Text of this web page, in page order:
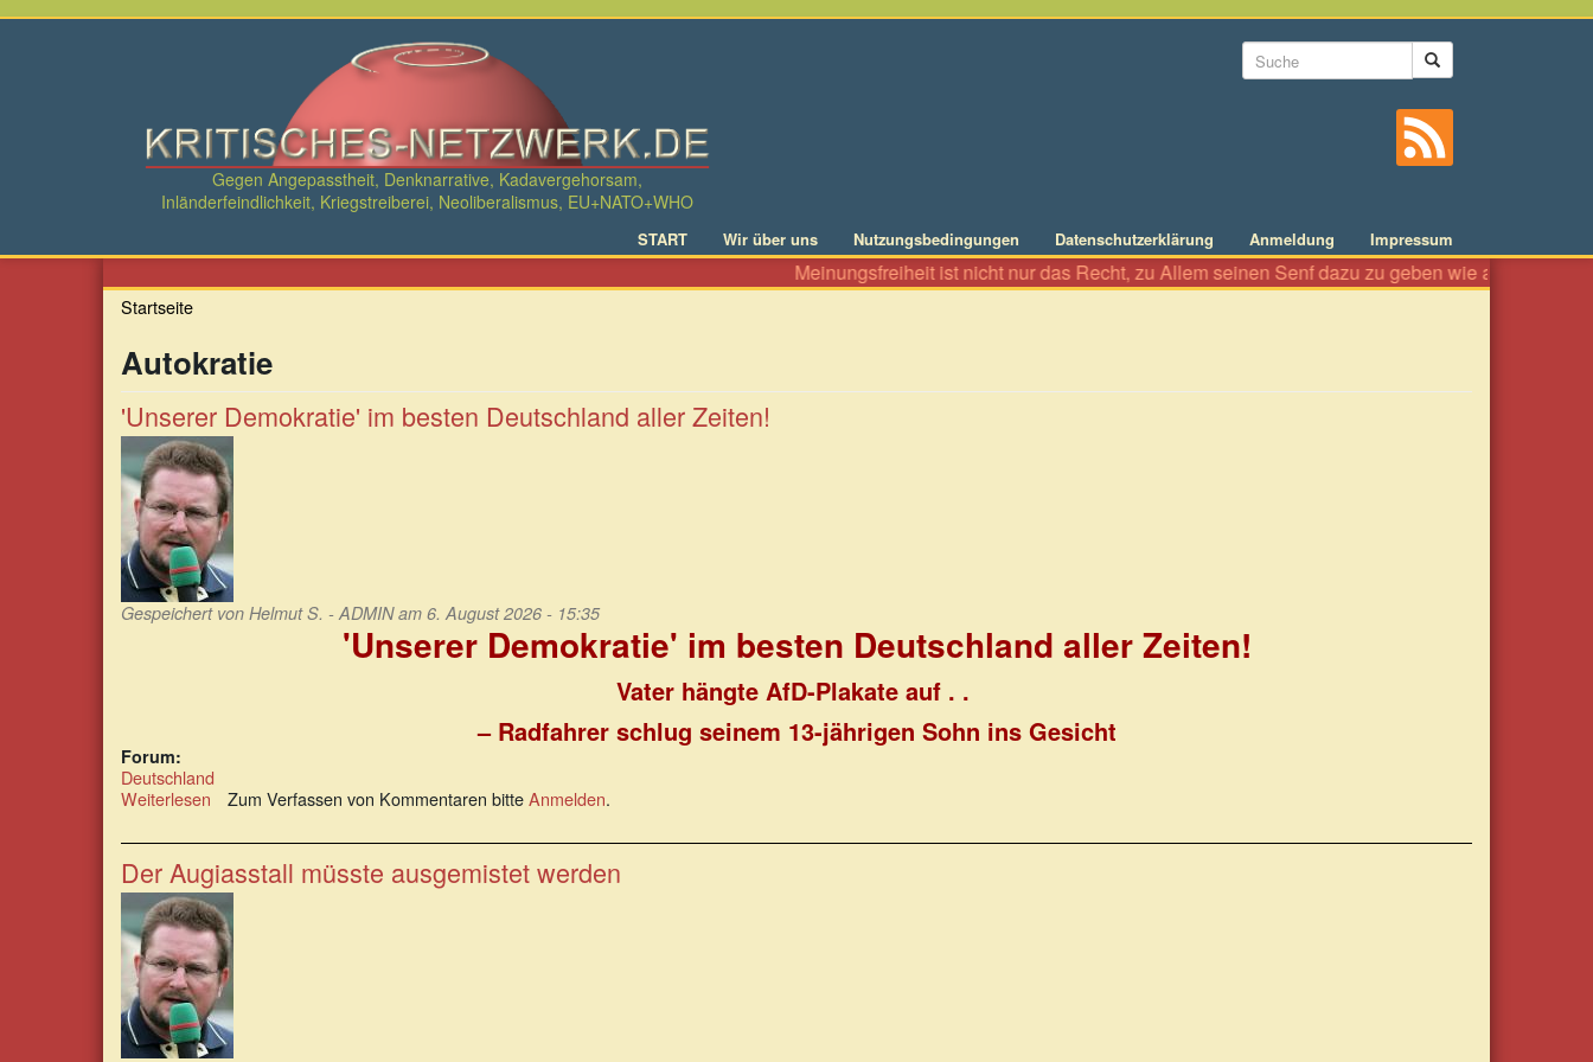
Direkt
Gegen Angepasstheit, Denknarrative, Kadavergehorsam,
Inländerfeindlichkeit, Kriegstreiberei, Neoliberalismus, EU+NATO+WHO
Suchformular
START Wir über uns Nutzungsbedingungen Datenschutzerklärung Anmeldung Impressum
Meinungsfreiheit ist nicht nur das Recht, zu Allem seinen Senf dazu zu geben wie an einer Würstelbude.
Startseite
Autokratie
'Unserer Demokratie' im besten Deutschland aller Zeiten!
Gespeichert von Helmut S. - ADMINam 6. August 2026 - 15:35
'Unserer Demokratie' im besten Deutschland aller Zeiten!
Vater hängte AfD-Plakate auf . .
– Radfahrer schlug seinem 13-jährigen Sohn ins Gesicht
Forum:
Deutschland
Weiterlesen über
Demokratie'
im
besten
Deutschland
aller
Zeiten!
Zum Verfassen von Kommentaren bitteAnmelden.
Der Augiasstall müsste ausgemistet werden